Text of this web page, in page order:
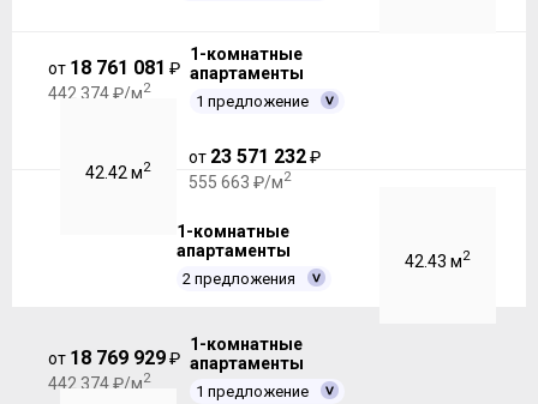
от 18 761 081 ₽
442 374 ₽/м2
1-комнатные
апартаменты
1 предложение
42.42 м2
от 23 571 232₽
555 663 ₽/м2
1-комнатные
апартаменты
2 предложения
42.43 м2
от 18 769 929₽
442 374 ₽/м2
1-комнатные
апартаменты
1 предложение